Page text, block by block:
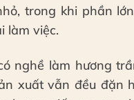
trong khi phần
làm việc.
nghề làm hương
xuất vẫn đều đặn